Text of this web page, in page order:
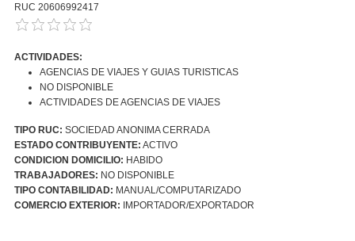
RUC 20606992417
ACTIVIDADES:
AGENCIAS DE VIAJES Y GUIAS TURISTICAS
NO DISPONIBLE
ACTIVIDADES DE AGENCIAS DE VIAJES
TIPO RUC: SOCIEDAD ANONIMA CERRADA
ESTADO CONTRIBUYENTE: ACTIVO
CONDICION DOMICILIO: HABIDO
TRABAJADORES: NO DISPONIBLE
TIPO CONTABILIDAD: MANUAL/COMPUTARIZADO
COMERCIO EXTERIOR: IMPORTADOR/EXPORTADOR